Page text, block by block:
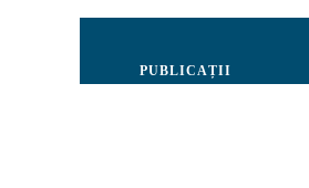
PUBLICAȚII